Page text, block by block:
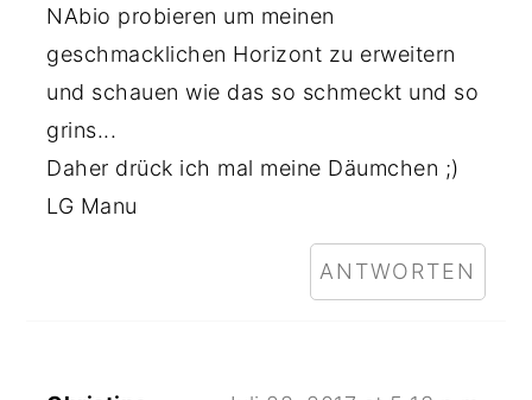
NAbio probieren um meinen
geschmacklichen Horizont zu erweitern
und schauen wie das so schmeckt und so
grins...
Daher drück ich mal meine Däumchen ;)
LG Manu
ANTWORTEN